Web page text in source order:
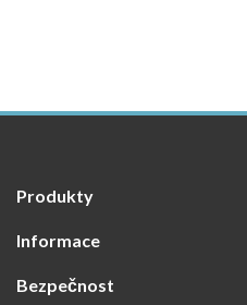
Produkty
Informace
Bezpečnost